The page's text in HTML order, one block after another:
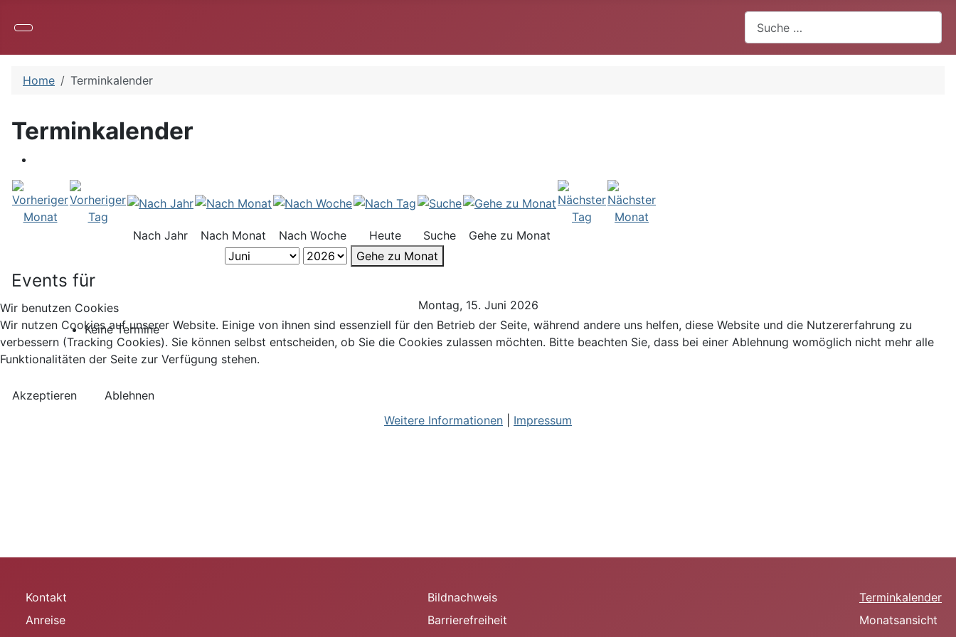
Home Terminkalender
Terminkalender
Nach Jahr Nach Monat Nach Woche Heute Suche
Gehe zu Monat
Gehe zu Monat
Events für
Montag, 15. Juni 2026
Keine Termine
Kontakt
Anreise
Bildnachweis
Barrierefreiheit
Terminkalender
Monatsansicht
Wir benutzen Cookies
Wir nutzen Cookies auf unserer Website. Einige von ihnen sind essenziell für den Betrieb der Seite, während andere uns helfen, diese Website und die Nutzererfahrung zu
verbessern (Tracking Cookies). Sie können selbst entscheiden, ob Sie die Cookies zulassen möchten. Bitte beachten Sie, dass bei einer Ablehnung womöglich nicht mehr alle
Funktionalitäten der Seite zur Verfügung stehen.
Akzeptieren
Ablehnen
Weitere Informationen
Impressum